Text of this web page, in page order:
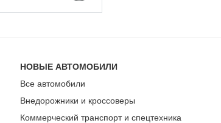
НОВЫЕ АВТОМОБИЛИ
Все автомобили
Внедорожники и кроссоверы
Коммерческий транспорт и спецтехника